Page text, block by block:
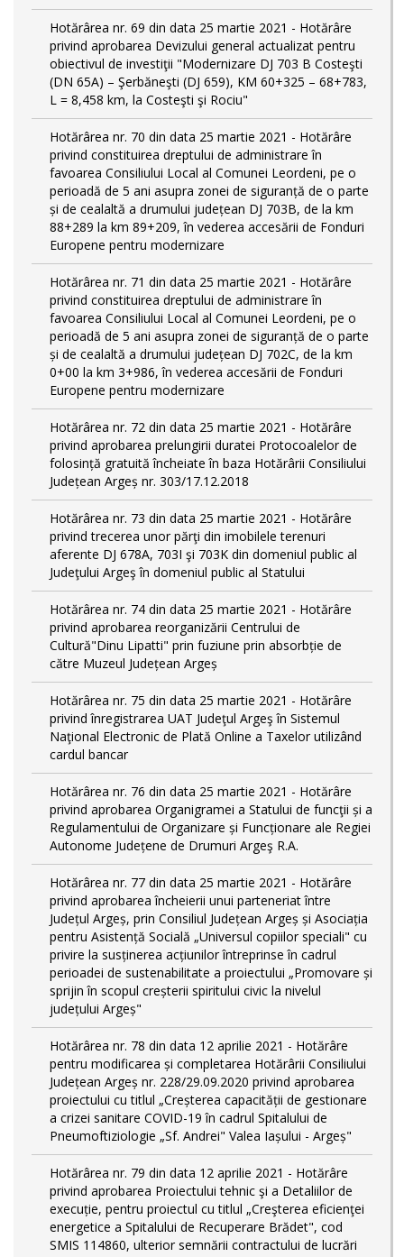
Hotărârea nr. 69 din data 25 martie 2021 - Hotărâre
privind aprobarea Devizului general actualizat pentru
obiectivul de investiţii "Modernizare DJ 703 B Costeşti
(DN 65A) – Şerbăneşti (DJ 659), KM 60+325 – 68+783,
L = 8,458 km, la Costeşti şi Rociu"
Hotărârea nr. 70 din data 25 martie 2021 - Hotărâre
privind constituirea dreptului de administrare în
favoarea Consiliului Local al Comunei Leordeni, pe o
perioadă de 5 ani asupra zonei de siguranță de o parte
și de cealaltă a drumului județean DJ 703B, de la km
88+289 la km 89+209, în vederea accesării de Fonduri
Europene pentru modernizare
Hotărârea nr. 71 din data 25 martie 2021 - Hotărâre
privind constituirea dreptului de administrare în
favoarea Consiliului Local al Comunei Leordeni, pe o
perioadă de 5 ani asupra zonei de siguranță de o parte
și de cealaltă a drumului județean DJ 702C, de la km
0+00 la km 3+986, în vederea accesării de Fonduri
Europene pentru modernizare
Hotărârea nr. 72 din data 25 martie 2021 - Hotărâre
privind aprobarea prelungirii duratei Protocoalelor de
folosință gratuită încheiate în baza Hotărârii Consiliului
Județean Argeș nr. 303/17.12.2018
Hotărârea nr. 73 din data 25 martie 2021 - Hotărâre
privind trecerea unor părţi din imobilele terenuri
aferente DJ 678A, 703I şi 703K din domeniul public al
Judeţului Argeş în domeniul public al Statului
Hotărârea nr. 74 din data 25 martie 2021 - Hotărâre
privind aprobarea reorganizării Centrului de
Cultură"Dinu Lipatti" prin fuziune prin absorbție de
către Muzeul Județean Argeș
Hotărârea nr. 75 din data 25 martie 2021 - Hotărâre
privind înregistrarea UAT Judeţul Argeş în Sistemul
Naţional Electronic de Plată Online a Taxelor utilizând
cardul bancar
Hotărârea nr. 76 din data 25 martie 2021 - Hotărâre
privind aprobarea Organigramei a Statului de funcţii și a
Regulamentului de Organizare și Funcționare ale Regiei
Autonome Județene de Drumuri Argeş R.A.
Hotărârea nr. 77 din data 25 martie 2021 - Hotărâre
privind aprobarea încheierii unui parteneriat între
Județul Argeș, prin Consiliul Județean Argeș și Asociația
pentru Asistență Socială „Universul copiilor speciali" cu
privire la susținerea acțiunilor întreprinse în cadrul
perioadei de sustenabilitate a proiectului „Promovare și
sprijin în scopul creșterii spiritului civic la nivelul
județului Argeș"
Hotărârea nr. 78 din data 12 aprilie 2021 - Hotărâre
pentru modificarea și completarea Hotărârii Consiliului
Județean Argeș nr. 228/29.09.2020 privind aprobarea
proiectului cu titlul „Creșterea capacității de gestionare
a crizei sanitare COVID-19 în cadrul Spitalului de
Pneumoftiziologie „Sf. Andrei" Valea Iașului - Argeș"
Hotărârea nr. 79 din data 12 aprilie 2021 - Hotărâre
privind aprobarea Proiectului tehnic şi a Detaliilor de
execuție, pentru proiectul cu titlul „Creşterea eficienţei
energetice a Spitalului de Recuperare Brădet", cod
SMIS 114860, ulterior semnării contractului de lucrări